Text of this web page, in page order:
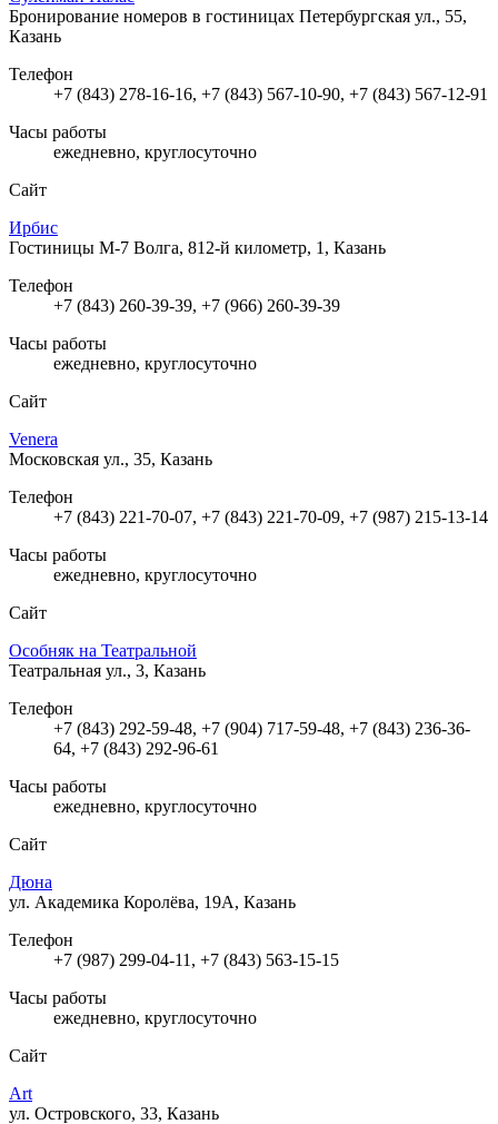
Бронирование номеров в гостиницах Петербургская ул., 55,
Казань
Телефон
+7 (843) 278-16-16, +7 (843) 567-10-90, +7 (843) 567-12-91
Часы работы
ежедневно, круглосуточно
Сайт
Ирбис
Гостиницы М-7 Волга, 812-й километр, 1, Казань
Телефон
+7 (843) 260-39-39, +7 (966) 260-39-39
Часы работы
ежедневно, круглосуточно
Сайт
Venera
Московская ул., 35, Казань
Телефон
+7 (843) 221-70-07, +7 (843) 221-70-09, +7 (987) 215-13-14
Часы работы
ежедневно, круглосуточно
Сайт
Особняк на Театральной
Театральная ул., 3, Казань
Телефон
+7 (843) 292-59-48, +7 (904) 717-59-48, +7 (843) 236-36-
64, +7 (843) 292-96-61
Часы работы
ежедневно, круглосуточно
Сайт
Дюна
ул. Академика Королёва, 19А, Казань
Телефон
+7 (987) 299-04-11, +7 (843) 563-15-15
Часы работы
ежедневно, круглосуточно
Сайт
Art
ул. Островского, 33, Казань